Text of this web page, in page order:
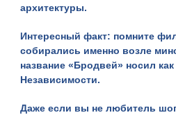
архитектуры.
Интересный факт: помните
собирались именно возле
название «Бродвей» носил как
Независимости.
Даже если вы не любитель